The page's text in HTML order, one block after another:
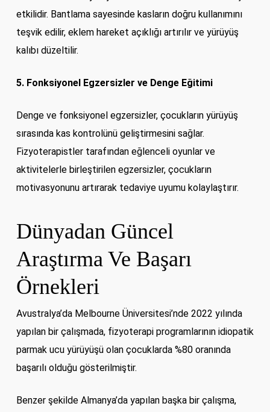
etkilidir. Bantlama sayesinde kasların doğru kullanımını
teşvik edilir, eklem hareket açıklığı artırılır ve yürüyüş
kalıbı düzeltilir.
5. Fonksiyonel Egzersizler ve Denge Eğitimi
Denge ve fonksiyonel egzersizler, çocukların yürüyüş
sırasında kas kontrolünü geliştirmesini sağlar.
Fizyoterapistler tarafından eğlenceli oyunlar ve
aktivitelerle birleştirilen egzersizler, çocukların
motivasyonunu artırarak tedaviye uyumu kolaylaştırır.
Dünyadan Güncel
Araştırma Ve Başarı
Örnekleri
Avustralya’da Melbourne Üniversitesi’nde 2022 yılında
yapılan bir çalışmada, fizyoterapi programlarının idiopatik
parmak ucu yürüyüşü olan çocuklarda %80 oranında
başarılı olduğu gösterilmiştir.
Benzer şekilde Almanya’da yapılan başka bir çalışma,